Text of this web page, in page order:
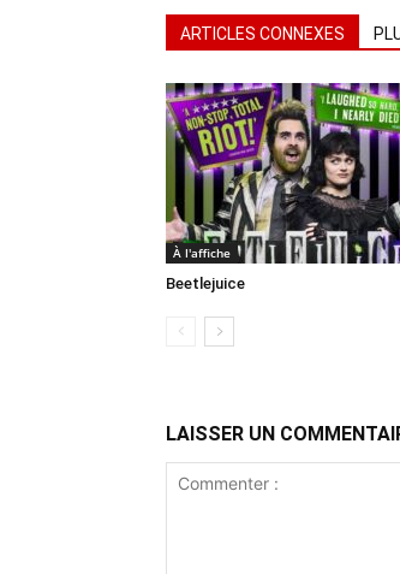
ARTICLES CONNEXES
À l'affiche
Beetlejuice
LAISSER UN